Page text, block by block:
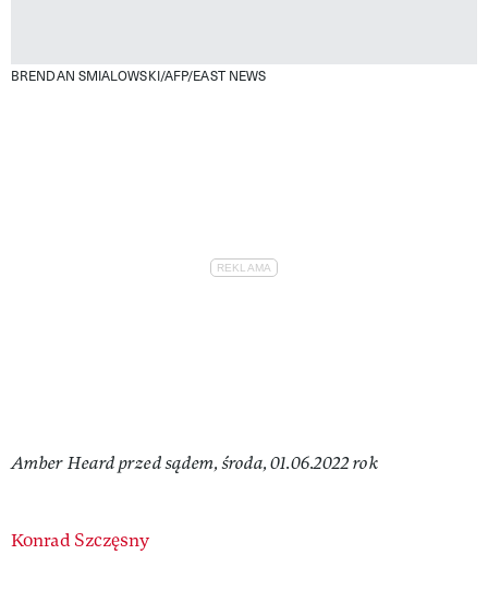
BRENDAN SMIALOWSKI/AFP/EAST NEWS
Amber Heard przed sądem, środa, 01.06.2022 rok
Authors
Konrad Szczęsny